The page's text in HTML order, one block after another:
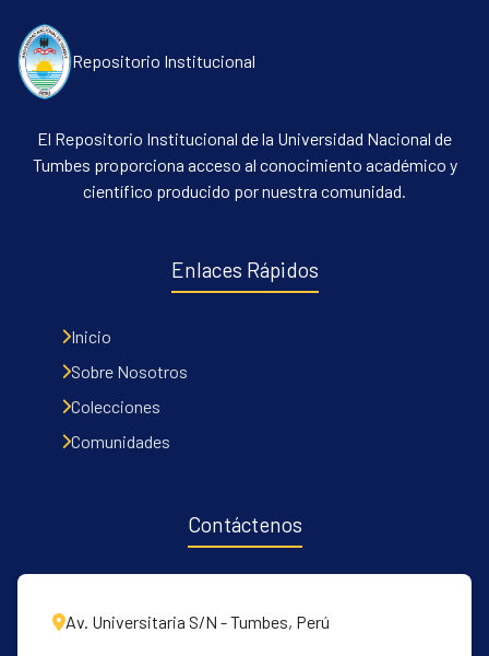
Repositorio Institucional
El Repositorio Institucional de la Universidad Nacional de
Tumbes proporciona acceso al conocimiento académico y
científico producido por nuestra comunidad.
Enlaces Rápidos
Inicio
Sobre Nosotros
Colecciones
Comunidades
Contáctenos
Av. Universitaria S/N - Tumbes, Perú